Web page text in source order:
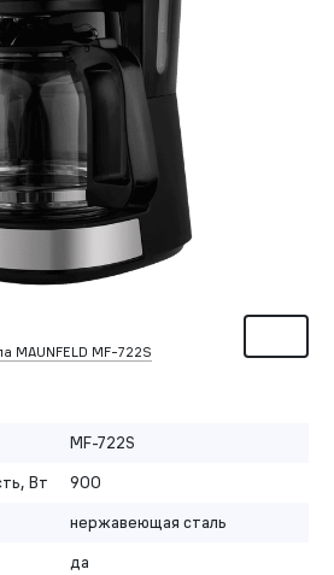
MAUNFELD MF-722S
MF-722S
Вт
900
нержавеющая сталь
да